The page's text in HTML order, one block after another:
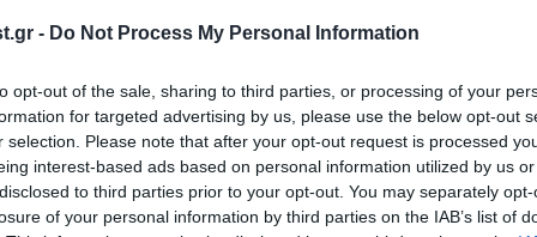
- Do Not Process My Personal Information
opt-out of the sale, sharing to third parties, or processing of your
for targeted advertising by us, please use the below opt-out
selection. Please note that after your opt-out request is processed
interest-based ads based on personal information utilized by us
to third parties prior to your opt-out. You may separately
of your personal information by third parties on the IAB’s list of
Κοινωνικής Ασφάλισης, Νίκης Κεραμέως, ο
λειτουργίας με ανθρωποκεντρικό
μετασχηματισμός δεν αντιμετωπίζεται ως
αλλαγή νοοτροπίας και λειτουργίας.
ΕΦΚΑ και όπως μεταδίδει το Αθηναϊκό
έργα, σε συνδυασμό με τη συνεχή